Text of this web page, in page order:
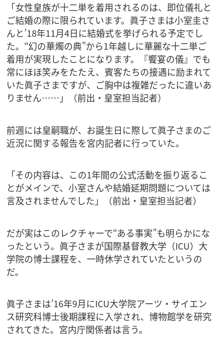
「女性皇族が十二単を着用されるのは、即位儀礼と
ご結婚の際に限られています。眞子さまは小室圭さ
んと’18年11月4日に結婚式を挙げられる予定でし
た。“幻の華燭の典”から1年越しに華麗な十二単ご
着用が実現したことになります。『饗宴の儀』でも
常にほほ笑みをたたえ、賓客たちの接遇に励まれて
いた眞子さまですが、ご胸中は複雑だったに違いあ
りません……」（前出・皇室担当記者）
前週には皇嗣職が、お誕生日に際して眞子さまのご
近況に関する報告を宮内記者に行っていた。
「その内容は、この1年間の公式活動を振り返るこ
とがメインで、小室さんや結婚延期問題については
言及されませんでした」（前出・皇室担当記者）
だが実はこのレクチャーで“ある事実”も明らかにな
ったという。眞子さまが国際基督教大学（ICU）大
学院の博士課程を、一時休学されていたというの
だ。
眞子さまは’16年9月にICU大学院アーツ・サイエン
ス研究科博士後期課程に入学され、博物館学を研究
されてきた。宮内庁関係者は言う。